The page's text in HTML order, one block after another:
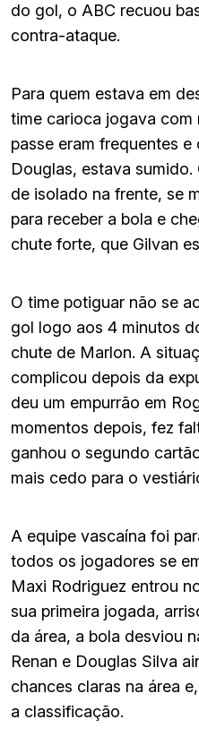
do gol, o ABC recuou
contra-ataque.
Para quem estava em
time carioca jogava com
passe eram frequentes e
Douglas, estava
de isolado na frente, se
para receber a bola e
chute forte, que Gilvan
O time potiguar não se
gol logo aos 4 minutos
chute de Marlon. A
complicou depois da
deu um empurrão em
momentos depois, fez
ganhou o segundo
mais cedo para o
A equipe vascaína foi
todos os jogadores se
Maxi Rodriguez entrou
sua primeira jogada,
da área, a bola desviou
Renan e Douglas Silva
chances claras na área
a classificação.